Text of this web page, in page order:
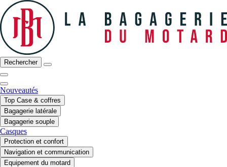
Rechercher
Nouveautés
Top Case & coffres
Bagagerie latérale
Bagagerie souple
Casques
Protection et confort
Navigation et communication
Equipement du motard